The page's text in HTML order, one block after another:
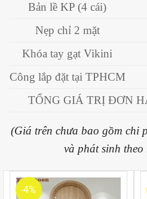
Bản lề KP (4 cái)
Nẹp chỉ 2 mặt
Khóa tay gạt Vikini
Công lắp đặt tại TPHCM
TỔNG GIÁ TRỊ ĐƠN
(Giá trên chưa bao gồm chi
và phát sinh theo
-4%